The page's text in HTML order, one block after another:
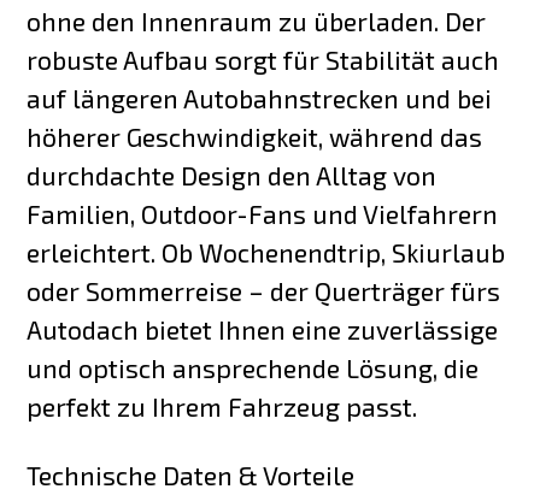
ohne den Innenraum zu überladen. Der
robuste Aufbau sorgt für Stabilität auch
auf längeren Autobahnstrecken und bei
höherer Geschwindigkeit, während das
durchdachte Design den Alltag von
Familien, Outdoor-Fans und Vielfahrern
erleichtert. Ob Wochenendtrip, Skiurlaub
oder Sommerreise – der Querträger fürs
Autodach bietet Ihnen eine zuverlässige
und optisch ansprechende Lösung, die
perfekt zu Ihrem Fahrzeug passt.
Technische Daten & Vorteile